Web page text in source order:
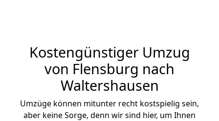
Kostengünstiger Umzug
von Flensburg nach
Waltershausen
Umzüge können mitunter recht kostspielig sein,
aber keine Sorge, denn wir sind hier, um Ihnen